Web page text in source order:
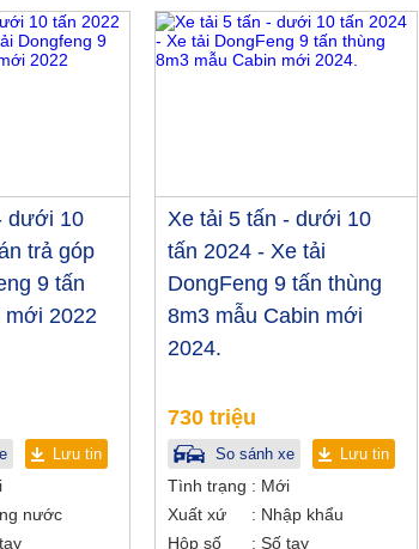
dưới 10
trả góp
9 tấn
mới 2022
Lưu tin
nước
Xe tải 5 tấn - dưới 10
tấn 2024 - Xe tải
DongFeng 9 tấn thùng
8m3 mẫu Cabin mới
2024.
730 triệu
So sánh xe Lưu tin
Tình trạng
Mới
Xuất xứ
Nhập khẩu
Hộp số
Số tay